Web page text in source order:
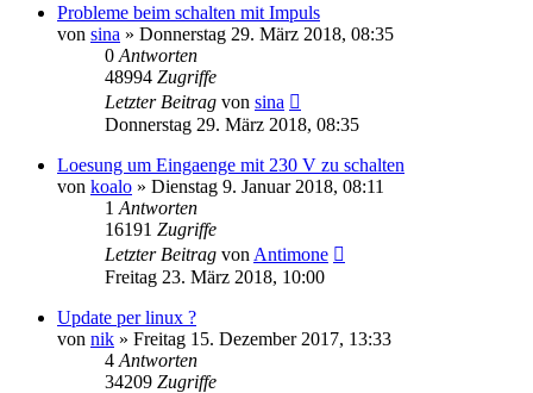
Probleme beim schalten mit Impuls
von sina » Donnerstag 29. März 2018, 08:35
0 Antworten
48994 Zugriffe
Letzter Beitrag von sina
Donnerstag 29. März 2018, 08:35
Loesung um Eingaenge mit 230 V zu schalten
von koalo » Dienstag 9. Januar 2018, 08:11
1 Antworten
16191 Zugriffe
Letzter Beitrag von Antimone
Freitag 23. März 2018, 10:00
Update per linux ?
von nik » Freitag 15. Dezember 2017, 13:33
4 Antworten
34209 Zugriffe